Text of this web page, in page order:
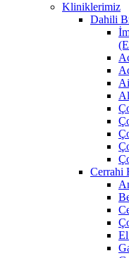
Kliniklerimiz
Dahili
Cerrahi